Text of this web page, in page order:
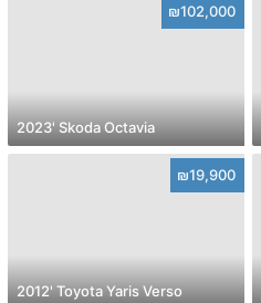
₪102,000
2023' Skoda Octavia
₪19,900
2012' Toyota Yaris Verso